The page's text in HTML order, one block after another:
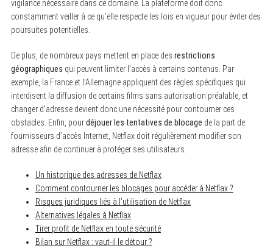
vigilance nécessaire dans ce domaine. La plateforme doit donc
constamment veiller à ce qu’elle respecte les lois en vigueur pour éviter des
poursuites potentielles.
De plus, de nombreux pays mettent en place des restrictions
géographiques qui peuvent limiter l’accès à certains contenus. Par
exemple, la France et l’Allemagne appliquent des règles spécifiques qui
interdisent la diffusion de certains films sans autorisation préalable, et
changer d’adresse devient donc une nécessité pour contourner ces
obstacles. Enfin, pourdéjouer les tentatives de blocage de la part de
fournisseurs d’accès Internet, Netflax doit régulièrement modifier son
adresse afin de continuer à protéger ses utilisateurs.
Un historique des adresses de Netflax
Comment contourner les blocages pour accéder à Netflax ?
Risques juridiques liés à l’utilisation de Netflax
Alternatives légales à Netflax
Tirer profit de Netflax en toute sécurité
Bilan sur Netflax : vaut-il le détour ?